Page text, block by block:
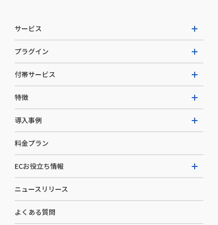
サービス
W2 Commerce Repeat
W2 Commerce BtoB
W2 Commerce Asia
プラグイン
AI buddy
付帯サービス
EC運用構築支援・運用支援
カスタマーサクセス
セキュリティ
デザイン制作
コンサルティング
特徴
選ばれる理由
開発体制
導入事例
導入企業一覧
料金プラン
ECお役立ち情報
お役立ち資料
ニュースリリース
よくある質問